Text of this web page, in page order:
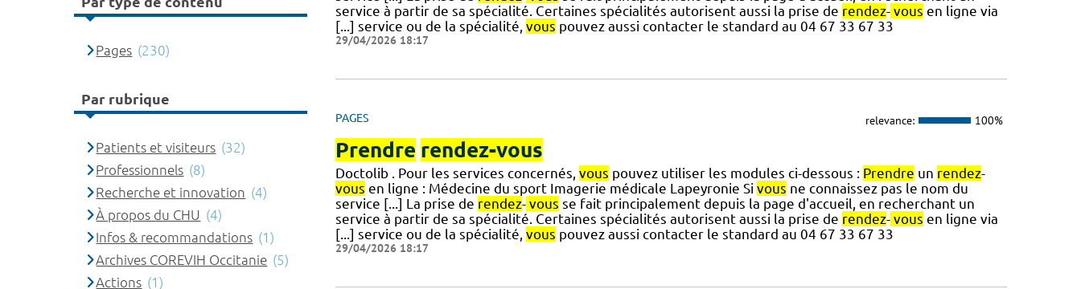
service à partir de sa spécialité. Certaines spécialités autorisent aussi la prise de rendez- vous en ligne via
[...] service ou de la spécialité, vous pouvez aussi contacter le standard au 04 67 33 67 33
29/04/2026 18:17
PAGES relevance: 100%
Prendre rendez-vous
Doctolib . Pour les services concernés, vous pouvez utiliser les modules ci-dessous : Prendre un rendez-
vous en ligne : Médecine du sport Imagerie médicale Lapeyronie Si vous ne connaissez pas le nom du
service [...] La prise de rendez- vous se fait principalement depuis la page d'accueil, en recherchant un
service à partir de sa spécialité. Certaines spécialités autorisent aussi la prise de rendez- vous en ligne via
[...] service ou de la spécialité, vous pouvez aussi contacter le standard au 04 67 33 67 33
29/04/2026 18:17
Pages (230)
Par rubrique
Patients et visiteurs (32)
Professionnels (8)
Recherche et innovation (4)
À propos du CHU (4)
Infos & recommandations (1)
Archives COREVIH Occitanie (5)
Actions (1)